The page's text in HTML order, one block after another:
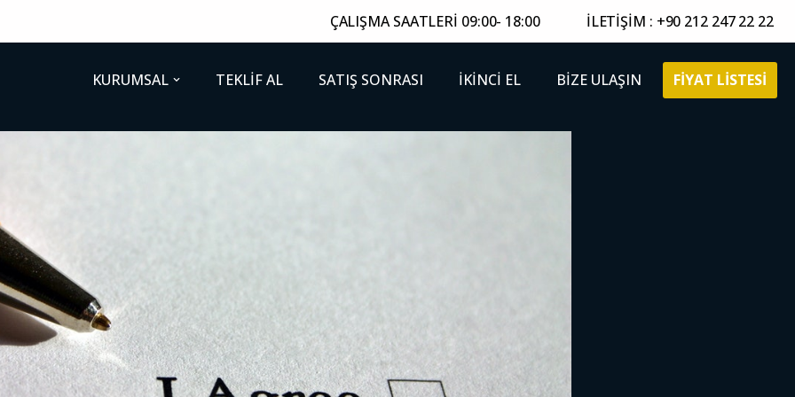
ÇALIŞMA SAATLERİ 09:00- 18:00 İLETİŞİM : +90 212 247 22 22
KURUMSAL TEKLİF AL SATIŞ SONRASI İKİNCİ EL BİZE ULAŞIN FİYAT LİSTESİ